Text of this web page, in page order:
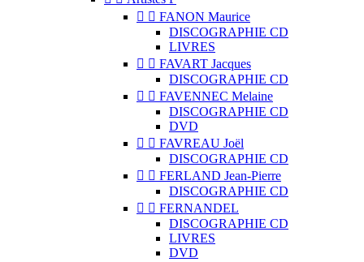
  FANON Maurice
DISCOGRAPHIE CD
LIVRES
  FAVART Jacques
DISCOGRAPHIE CD
  FAVENNEC Melaine
DISCOGRAPHIE CD
DVD
  FAVREAU Joël
DISCOGRAPHIE CD
  FERLAND Jean-Pierre
DISCOGRAPHIE CD
  FERNANDEL
DISCOGRAPHIE CD
LIVRES
DVD